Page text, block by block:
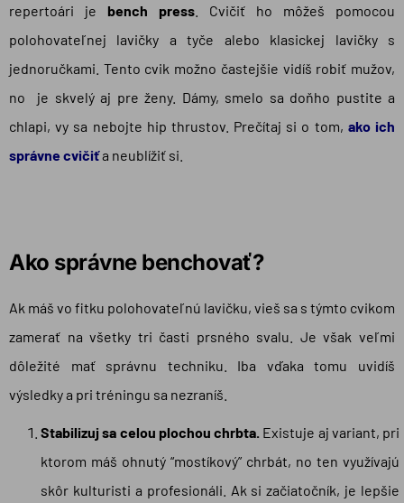
repertoári je bench press . Cvičiť ho môžeš pomocou
polohovateľnej lavičky a tyče alebo klasickej lavičky s
jednoručkami. Tento cvik možno častejšie vidíš robiť mužov,
no je skvelý aj pre ženy. Dámy, smelo sa doňho pustite a
chlapi, vy sa nebojte hip thrustov. Prečítaj si o tom, ako ich
správne cvičiťa neublížiť si.
Ako správne benchovať?
Ak máš vo fitku polohovateľnú lavičku, vieš sa s týmto cvikom
zamerať na všetky tri časti prsného svalu. Je však veľmi
dôležité mať správnu techniku. Iba vďaka tomu uvidíš
výsledky a pri tréningu sa nezraníš.
Stabilizuj sa celou plochou chrbta. Existuje aj variant, pri
ktorom máš ohnutý “mostíkový” chrbát, no ten využívajú
skôr kulturisti a profesionáli. Ak si začiatočník, je lepšie